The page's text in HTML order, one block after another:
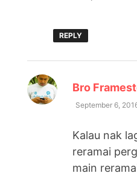
REPLY
Bro
September 6,
Kalau nak
reramai
main